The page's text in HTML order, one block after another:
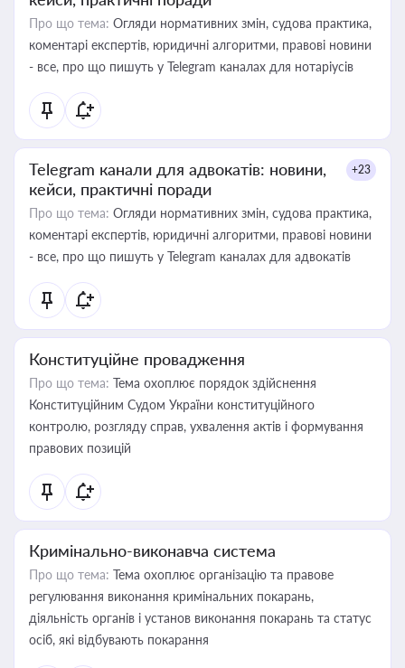
Про що тема: Огляди нормативних змін, судова практика,
коментарі експертів, юридичні алгоритми, правові новини
- все, про що пишуть у Telegram каналах для нотаріусів
Telegram канали для адвокатів: новини,
кейси, практичні поради
+23
Про що тема: Огляди нормативних змін, судова практика,
коментарі експертів, юридичні алгоритми, правові новини
- все, про що пишуть у Telegram каналах для адвокатів
Конституційне провадження
Про що тема: Тема охоплює порядок здійснення
Конституційним Судом України конституційного
контролю, розгляду справ, ухвалення актів і формування
правових позицій
Кримінально-виконавча система
Про що тема: Тема охоплює організацію та правове
регулювання виконання кримінальних покарань,
діяльність органів і установ виконання покарань та статус
осіб, які відбувають покарання